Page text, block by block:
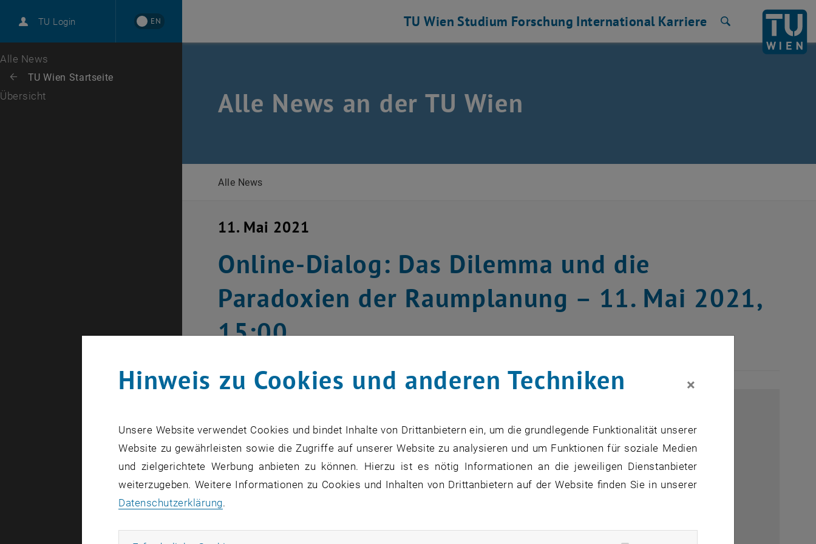
TU Login EN
Karriere
Zur 1. Menü Ebene
Alle News
Zurück: Subseiten von TU Wien Startseite auflisten
Zurück zur letzten Ebene:
TU Wien Startseite
Übersicht
TU Wien Studium Forschung International Karriere
Alle News an der TU Wien
Alle News
11. Mai 2021
Online-Dialog: Das Dilemma und die
Paradoxien der Raumplanung – 11. Mai 2021,
15:00
Hinweis zu Cookies und anderen Techniken ×
Unsere Website verwendet Cookies und bindet Inhalte von Drittanbietern ein, um die grundlegende Funktionalität unserer
Website zu gewährleisten sowie die Zugriffe auf unserer Website zu analysieren und um Funktionen für soziale Medien
und zielgerichtete Werbung anbieten zu können. Hierzu ist es nötig Informationen an die jeweiligen Dienstanbieter
weiterzugeben. Weitere Informationen zu Cookies und Inhalten von Drittanbietern auf der Website finden Sie in unserer
Datenschutzerklärung.